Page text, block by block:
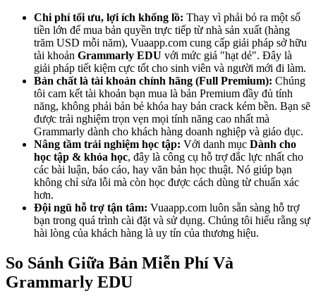
Chi phí tối ưu, lợi ích khổng lồ: Thay vì phải bỏ ra một số
tiền lớn để mua bản quyền trực tiếp từ nhà sản xuất (hàng
trăm USD mỗi năm), Vuaapp.com cung cấp giải pháp sở hữu
tài khoản Grammarly EDU với mức giá "hạt dẻ". Đây là
giải pháp tiết kiệm cực tốt cho sinh viên và người mới đi làm.
Bản chất là tài khoản chính hãng (Full Premium): Chúng
tôi cam kết tài khoản bạn mua là bản Premium đầy đủ tính
năng, không phải bản bẻ khóa hay bản crack kém bền. Bạn sẽ
được trải nghiệm trọn vẹn mọi tính năng cao nhất mà
Grammarly dành cho khách hàng doanh nghiệp và giáo dục.
Nâng tầm trải nghiệm học tập: Với danh mục Dành cho
học tập & khóa học, đây là công cụ hỗ trợ đắc lực nhất cho
các bài luận, báo cáo, hay văn bản học thuật. Nó giúp bạn
không chỉ sửa lỗi mà còn học được cách dùng từ chuẩn xác
hơn.
Đội ngũ hỗ trợ tận tâm: Vuaapp.com luôn sẵn sàng hỗ trợ
bạn trong quá trình cài đặt và sử dụng. Chúng tôi hiểu rằng sự
hài lòng của khách hàng là uy tín của thương hiệu.
So Sánh Giữa Bản Miễn Phí Và
Grammarly EDU